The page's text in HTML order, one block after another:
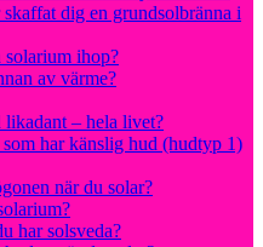
skaffat dig en grundsolbränna i
solarium ihop?
av värme?
likadant – hela livet?
som har känslig hud (hudtyp 1)
när du solar?
har solsveda?